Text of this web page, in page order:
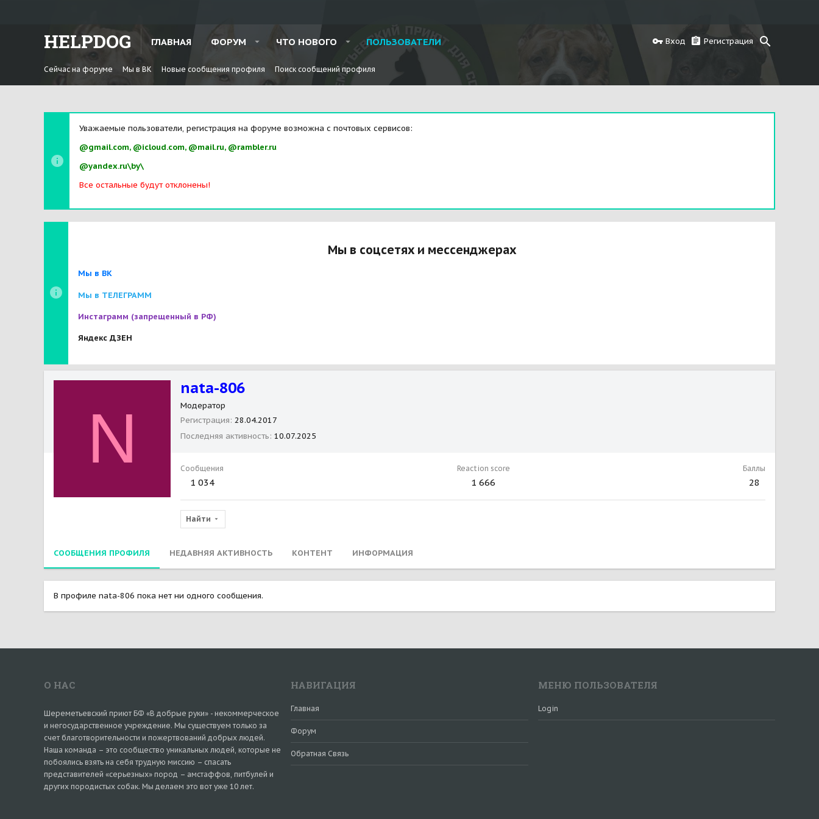
HELPDOG ГЛАВНАЯ ФОРУМ ЧТО НОВОГО ПОЛЬЗОВАТЕЛИ Вход Регистрация
Сейчас на форуме Мы в ВК Новые сообщения профиля Поиск сообщений профиля
Уважаемые пользователи, регистрация на форуме возможна с почтовых сервисов:
@gmail.com, @icloud.com, @mail.ru, @rambler.ru
@yandex.ru\by\
Все остальные будут отклонены!
Мы в соцсетях и мессенджерах
Мы в ВК
Мы в ТЕЛЕГРАММ
Инстаграмм (запрещенный в РФ)
Яндекс ДЗЕН
N
nata-806
Модератор
Регистрация 28.04.2017
Последняя активность 10.07.2025
Сообщения
1 034
Reaction score
1 666
Баллы
28
Найти
СООБЩЕНИЯ ПРОФИЛЯ НЕДАВНЯЯ АКТИВНОСТЬ КОНТЕНТ ИНФОРМАЦИЯ
В профиле nata-806 пока нет ни одного сообщения.
О НАС
Шереметьевский приют БФ «В добрые руки» - некоммерческое
и негосударственное учреждение. Мы существуем только за
счет благотворительности и пожертвований добрых людей.
Наша команда – это сообщество уникальных людей, которые не
побоялись взять на себя трудную миссию – спасать
представителей «серьезных» пород – амстаффов, питбулей и
других породистых собак. Мы делаем это вот уже 10 лет.
НАВИГАЦИЯ
Главная
Форум
Обратная Связь
МЕНЮ ПОЛЬЗОВАТЕЛЯ
Login